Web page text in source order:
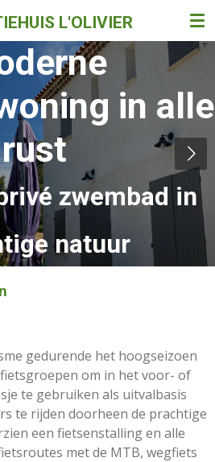
L'OLIVIER
in alle
rust
zwembad in
natuur
gedurende het hoogseizoen
om in het voor- of
te gebruiken als uitvalbasis
te rijden doorheen de prachtige
een fietsenstalling en alle
met de MTB, wegfiets